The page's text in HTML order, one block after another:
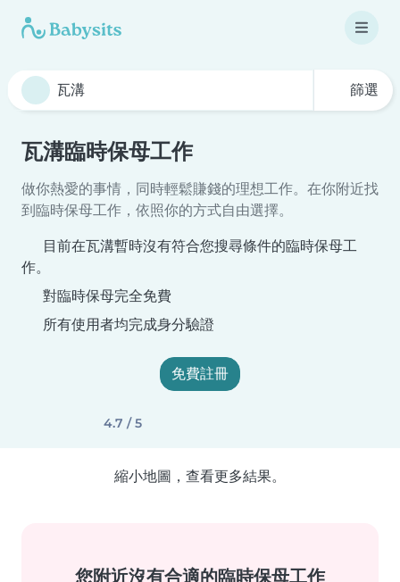
篩選
瓦溝臨時保母工作
做你熱愛的事情，同時輕鬆賺錢的理想工作。在你附近找
到臨時保母工作，依照你的方式自由選擇。
目前在瓦溝暫時沒有符合您搜尋條件的臨時保母工
作。
對臨時保母完全免費
所有使用者均完成身分驗證
免費註冊
4.7 / 5
縮小地圖，查看更多結果。
您附近沒有合適的臨時保母工作